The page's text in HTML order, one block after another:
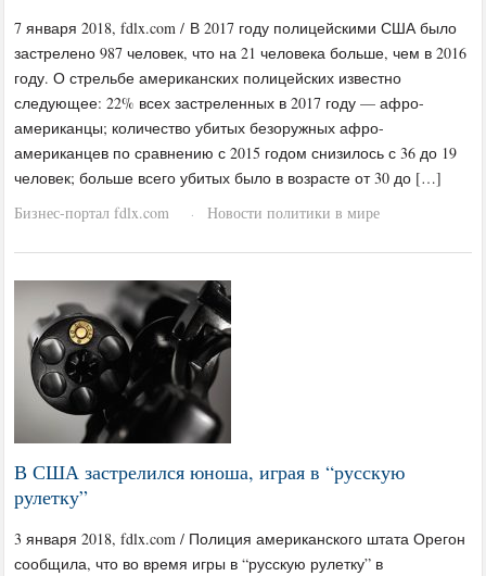
7 января 2018, fdlx.com / В 2017 году полицейскими США было
застрелено 987 человек, что на 21 человека больше, чем в 2016
году. О стрельбе американских полицейских известно
следующее: 22% всех застреленных в 2017 году — афро-
американцы; количество убитых безоружных афро-
американцев по сравнению с 2015 годом снизилось с 36 до 19
человек; больше всего убитых было в возрасте от 30 до […]
Бизнес-портал fdlx.com
· Новости политики в мире
В США застрелился юноша, играя в “русскую
рулетку”
3 января 2018, fdlx.com / Полиция американского штата Орегон
сообщила, что во время игры в “русскую рулетку” в